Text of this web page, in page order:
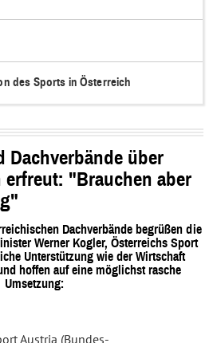
des Sports in Österreich
Dachverbände über
erfreut: "Brauchen aber
Dachverbände begrüßen die
Werner Kogler, Österreichs Sport
Unterstützung wie der Wirtschaft
hoffen auf eine möglichst rasche
Umsetzung:
Austria (Bundes-